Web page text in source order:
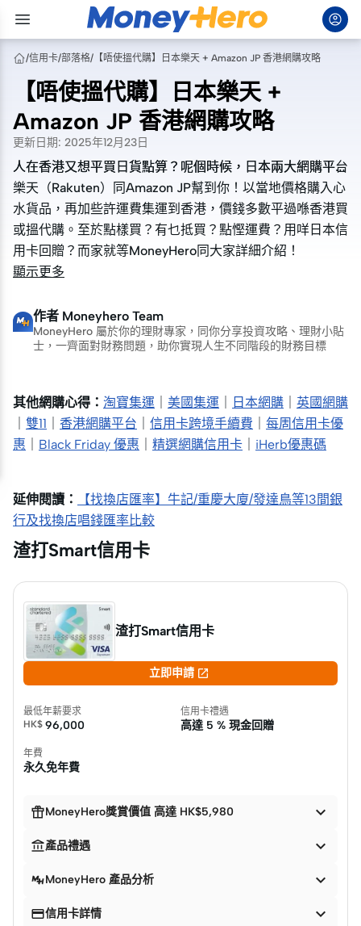
/信用卡/部落格/ 【唔使搵代購】日本樂天 + Amazon JP 香港網購攻略
【唔使搵代購】日本樂天 +
Amazon JP 香港網購攻略
更新日期: 2025年12月23日
人在香港又想平買日貨點算？呢個時候，日本兩大網購平台
樂天（Rakuten）同Amazon JP幫到你！以當地價格購入心
水貨品，再加些許運費集運到香港，價錢多數平過喺香港買
或搵代購。至於點樣買？有乜抵買？點慳運費？用咩日本信
用卡回贈？而家就等MoneyHero同大家詳細介紹！
人在香港又想平買日貨點算？呢個時候，日本兩大網購平台
樂天（Rakuten）同Amazon JP幫到你！以當地價格購入心
水貨品，再加些許運費集運到香港，價錢多數平過喺香港買
或搵代購。至於點樣買？有乜抵買？點慳運費？用咩日本信
用卡回贈？而家就等MoneyHero同大家詳細介紹！
顯示更多
作者 Moneyhero Team
MoneyHero 屬於你的理財專家，同你分享投資攻略、理財小貼
士，一齊面對財務問題，助你實現人生不同階段的財務目標
其他網購心得： 淘寶集運 美國集運 日本網購
英國網購
雙11 香港網購平台 信用卡跨境手續費
每周信用卡優
惠
Black Friday 優惠 精選網購信用卡 iHerb優惠碼
延伸閱讀：
【找換店匯率】牛記/重慶大廈/發達鳥等13間銀
行及找換店唱錢匯率比較
渣打Smart信用卡
渣打Smart信用卡
立即申請 
最低年薪要求
HK$ 96,000
信用卡禮遇
高達 5 % 現金回贈
年費
永久免年費
MoneyHero獎賞價值 高達 HK$5,980 
產品禮遇 
MoneyHero 產品分析 
信用卡詳情 